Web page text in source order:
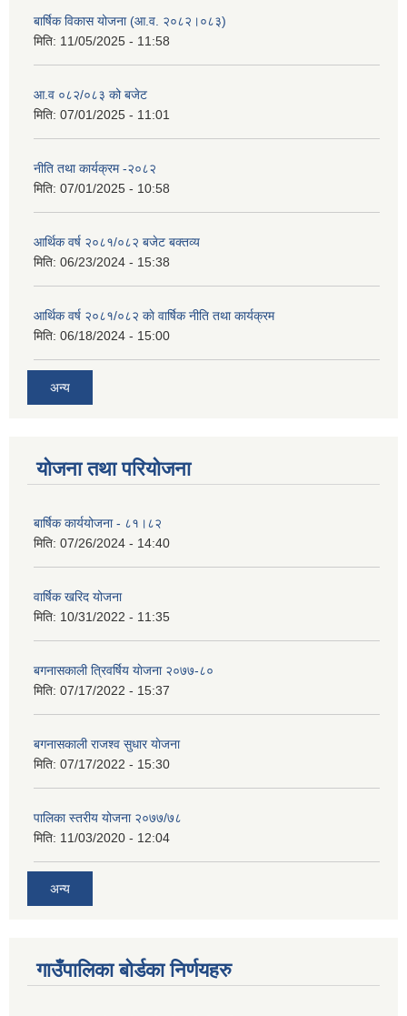
बार्षिक विकास योजना (आ.व. २०८२।०८३)
मिति: 11/05/2025 - 11:58
आ.व ०८२/०८३ को बजेट
मिति: 07/01/2025 - 11:01
नीति तथा कार्यक्रम -२०८२
मिति: 07/01/2025 - 10:58
आर्थिक वर्ष २०८१/०८२ बजेट बक्तव्य
मिति: 06/23/2024 - 15:38
आर्थिक वर्ष २०८१/०८२ काे वार्षिक नीति तथा कार्यक्रम
मिति: 06/18/2024 - 15:00
अन्य
योजना तथा परियोजना
बार्षिक कार्ययोजना - ८१।८२
मिति: 07/26/2024 - 14:40
वार्षिक खरिद योजना
मिति: 10/31/2022 - 11:35
बगनासकाली त्रिवर्षिय याेजना २०७७-८०
मिति: 07/17/2022 - 15:37
बगनासकाली राजश्व सुधार याेजना
मिति: 07/17/2022 - 15:30
पालिका स्तरीय योजना २०७७/७८
मिति: 11/03/2020 - 12:04
अन्य
गाउँपालिका बोर्डका निर्णयहरु